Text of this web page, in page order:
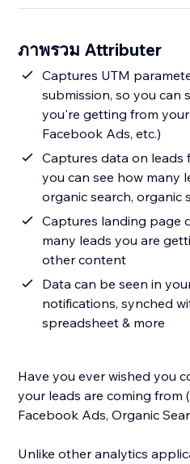
ภาพรวม Attributer
Captures UTM
submission, so you can
you're getting from
Facebook Ads, etc.)
Captures data on leads
you can see how many
organic search, organic
Captures landing page
many leads you are
other content
Data can be seen in
notifications, synched
spreadsheet & more
Have you ever wished you
your leads are coming from
Facebook Ads, Organic
Unlike other analytics